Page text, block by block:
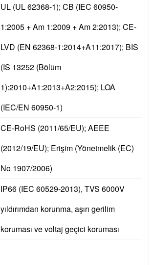
UL (UL 62368-1); CB (IEC 60950-
1:2005 + Am 1:2009 + Am 2:2013); CE-
LVD (EN 62368-1:2014+A11:2017); BIS
(IS 13252 (Bölüm
1):2010+A1:2013+A2:2015); LOA
(IEC/EN 60950-1)
CE-RoHS (2011/65/EU); AEEE
(2012/19/EU); Erişim (Yönetmelik (EC)
No 1907/2006)
IP66 (IEC 60529-2013), TVS 6000V
yıldırımdan korunma, aşırı gerilim
koruması ve voltaj geçici koruması